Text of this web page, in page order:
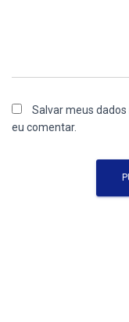
Salvar meus
eu comentar.